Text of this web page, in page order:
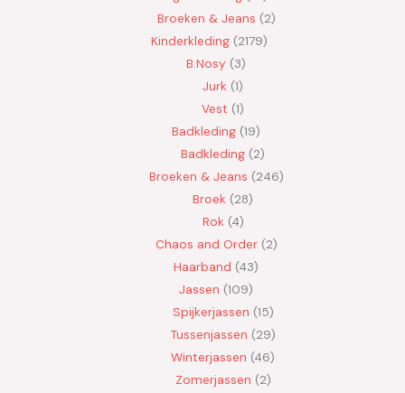
Broeken & Jeans 2
Kinderkleding 2179
B.Nosy 3
Jurk 1
Vest 1
Badkleding 19
Badkleding 2
Broeken & Jeans 246
Broek 28
Rok 4
Chaos and Order 2
Haarband 43
Jassen 109
Spijkerjassen 15
Tussenjassen 29
Winterjassen 46
Zomerjassen 2